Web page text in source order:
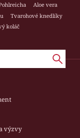
Aloe vera
Tvarohové knedlíky
koláč
výzvy